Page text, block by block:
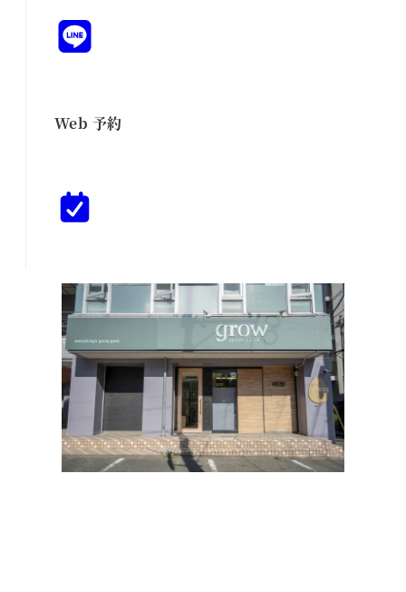
Web 予約